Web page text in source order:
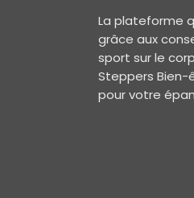
La plateforme
grâce aux
sport sur le
Steppers
pour votre